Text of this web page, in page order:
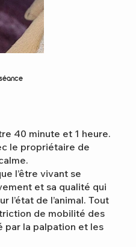
40 minute et 1 heure.
le propriétaire de
l’être vivant se
et sa qualité qui
l’état de l’animal. Tout
de mobilité des
par la palpation et les